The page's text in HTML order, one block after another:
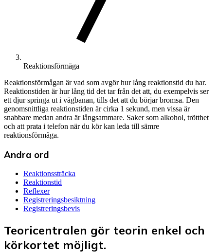
Reaktionsförmåga
Reaktionsförmågan är vad som avgör hur lång reaktionstid du har.
Reaktionstiden är hur lång tid det tar från det att, du exempelvis ser
ett djur springa ut i vägbanan, tills det att du börjar bromsa. Den
genomsnittliga reaktionstiden är cirka 1 sekund, men vissa är
snabbare medan andra är långsammare. Saker som alkohol, trötthet
och att prata i telefon när du kör kan leda till sämre
reaktionsförmåga.
Andra ord
Reaktionssträcka
Reaktionstid
Reflexer
Registreringsbesiktning
Registreringsbevis
Teoricentralen gör teorin enkel och
körkortet möjligt.